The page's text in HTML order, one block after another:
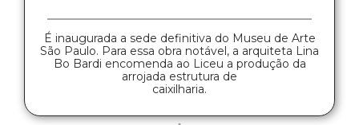
É inaugurada a sede definitiva do Museu de Arte
São Paulo. Para essa obra notável, a arquiteta Lina
Bo Bardi encomenda ao Liceu a produção da
arrojada estrutura de
caixilharia.